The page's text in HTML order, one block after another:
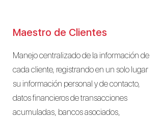
Maestro de Clientes
Manejo centralizado de la información de
cada cliente, registrando en un solo lugar
su información personal y de contacto,
datos financieros de transacciones
acumuladas, bancos asociados,